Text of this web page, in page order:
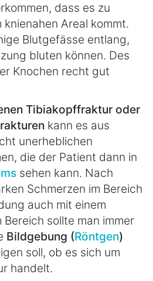
dass es zu
Areal kommt.
Blutgefässe entlang,
bluten können. Des
Knochen recht gut
Tibiakopffraktur oder
kann es aus
unerheblichen
die der Patient dann in
sehen kann. Nach
Schmerzen im Bereich
auch mit einem
Bereich sollte man immer
Bildgebung (Röntgen)
soll, ob es sich um
handelt.